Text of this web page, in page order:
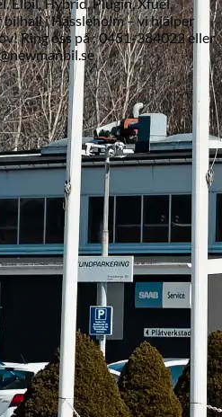
i Hässleholm – vi hjälper
Ring oss på : 0451-384022 eller